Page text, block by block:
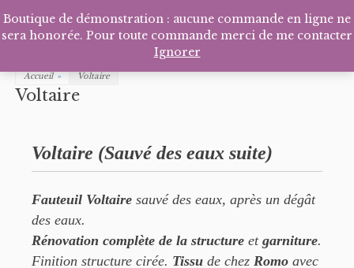
Facebook
Pinterest
Tél
Accueil » Voltaire
Voltaire
Voltaire (Sauvé des eaux suite)
Fauteuil Voltaire sauvé des eaux, après un dégât
des eaux.
Rénovation complète de la structure et garniture.
Finition structure cirée. Tissu de chez Romo avec
Boutique de démonstration : aucune commande en ligne ne
sera honorée. Pour toute commande merci de me contacter
Ignorer